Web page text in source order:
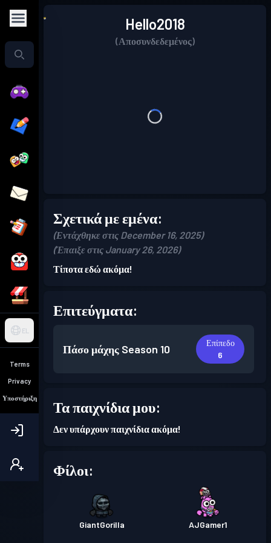
EL
Terms
Privacy
Υποστήριξη
Hello2018
(Αποσυνδεδεμένος)
Σχετικά με εμένα:
(Εντάχθηκε στις December 16, 2025)
(Έπαιξε στις January 26, 2026)
Τίποτα εδώ ακόμα!
Επιτεύγματα:
Πάσο μάχης Season 10
Επίπεδο
6
Τα παιχνίδια μου:
Δεν υπάρχουν παιχνίδια ακόμα!
Φίλοι:
GiantGorilla AJGamer1